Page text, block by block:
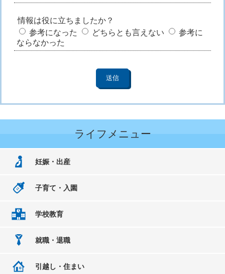
情報は役に立ちましたか？
参考になった
どちらとも言えない
参考に
ならなかった
ライフメニュー
妊娠・出産
子育て・入園
学校教育
就職・退職
引越し・住まい